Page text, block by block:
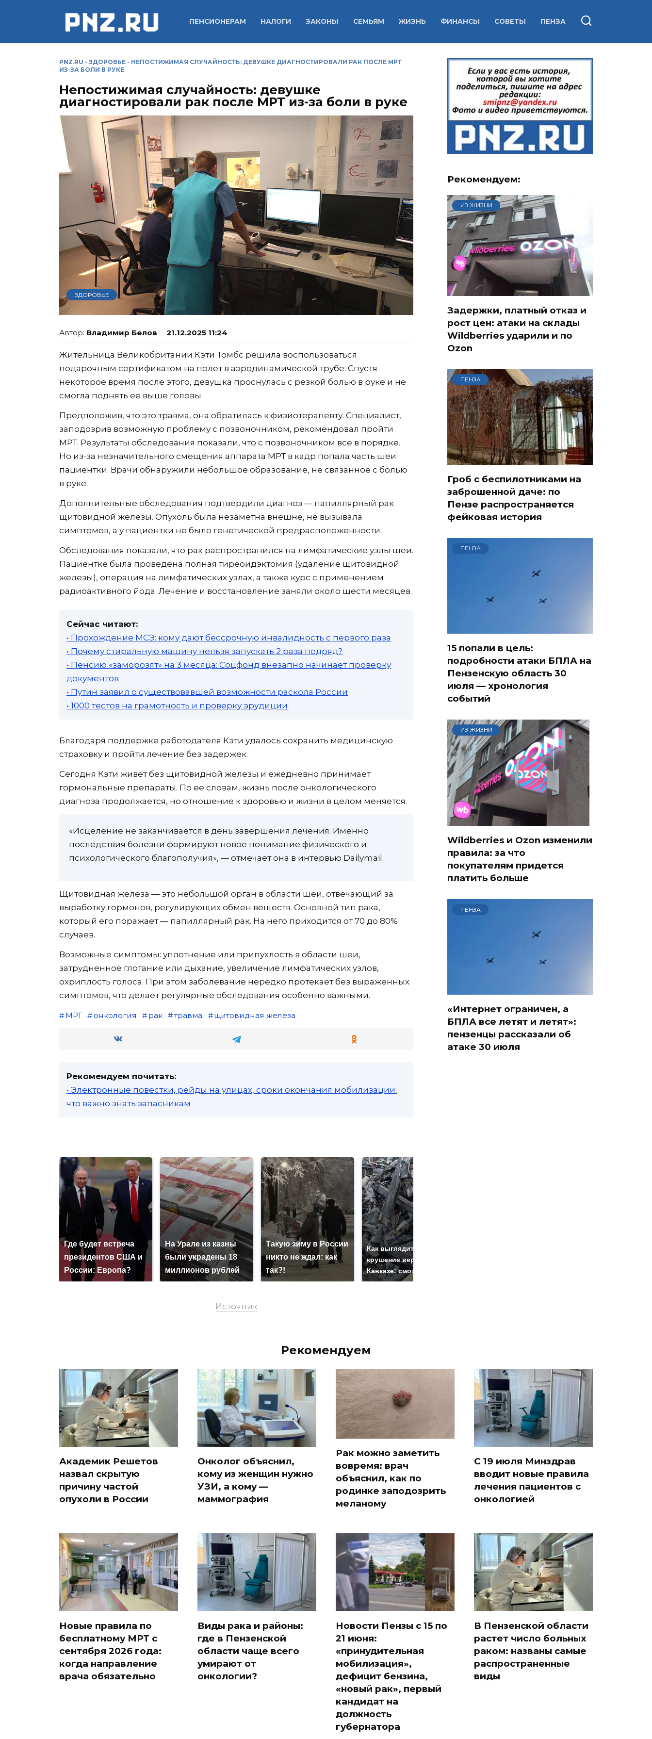
ПЕНСИОНЕРАМ НАЛОГИ ЗАКОНЫ СЕМЬЯМ ЖИЗНЬ ФИНАНСЫ СОВЕТЫ ПЕНЗА
PNZ.RU - ЗДОРОВЬЕ - НЕПОСТИЖИМАЯ СЛУЧАЙНОСТЬ: ДЕВУШКЕ ДИАГНОСТИРОВАЛИ РАК ПОСЛЕ МРТ
ИЗ-ЗА БОЛИ В РУКЕ
Непостижимая случайность: девушке
диагностировали рак после МРТ из-за боли в руке
ЗДОРОВЬЕ
Владимир Белов 21.12.2025 11:24
Жительница Великобритании Кэти Томбс решила воспользоваться
подарочным сертификатом на полет в аэродинамической трубе. Спустя
некоторое время после этого, девушка проснулась с резкой болью в руке и не
смогла поднять ее выше головы.
Предположив, что это травма, она обратилась к физиотерапевту. Специалист,
заподозрив возможную проблему с позвоночником, рекомендовал пройти
МРТ. Результаты обследования показали, что с позвоночником все в порядке.
Но из-за незначительного смещения аппарата МРТ в кадр попала часть шеи
пациентки. Врачи обнаружили небольшое образование, не связанное с болью
в руке.
Дополнительные обследования подтвердили диагноз — папиллярный рак
щитовидной железы. Опухоль была незаметна внешне, не вызывала
симптомов, а у пациентки не было генетической предрасположенности.
Обследования показали, что рак распространился на лимфатические узлы шеи.
Пациентке была проведена полная тиреоидэктомия (удаление щитовидной
железы), операция на лимфатических узлах, а также курс с применением
радиоактивного йода. Лечение и восстановление заняли около шести месяцев.
Сейчас читают:
• Прохождение МСЭ: кому дают бессрочную инвалидность с первого раза
• Почему стиральную машину нельзя запускать 2 раза подряд?
• Пенсию «заморозят» на 3 месяца: Соцфонд внезапно начинает проверку
документов
• Путин заявил о существовавшей возможности раскола России
• 1000 тестов на грамотность и проверку эрудиции
Благодаря поддержке работодателя Кэти удалось сохранить медицинскую
страховку и пройти лечение без задержек.
Сегодня Кэти живет без щитовидной железы и ежедневно принимает
гормональные препараты. По ее словам, жизнь после онкологического
диагноза продолжается, но отношение к здоровью и жизни в целом меняется.
«Исцеление не заканчивается в день завершения лечения. Именно
последствия болезни формируют новое понимание физического и
психологического благополучия», — отмечает она в интервью Dailymail.
Щитовидная железа — это небольшой орган в области шеи, отвечающий за
выработку гормонов, регулирующих обмен веществ. Основной тип рака,
который его поражает — папиллярный рак. На него приходится от 70 до 80%
случаев.
Возможные симптомы: уплотнение или припухлость в области шеи,
затрудненное глотание или дыхание, увеличение лимфатических узлов,
охриплость голоса. При этом заболевание нередко протекает без выраженных
симптомов, что делает регулярные обследования особенно важными.
МРТ онкология рак травма щитовидная железа
Рекомендуем почитать:
• Электронные повестки, рейды на улицах, сроки окончания мобилизации:
что важно знать запасникам
Где будет встреча
президентов США и
России: Европа?
На Урале из казны
были украдены 18
миллионов рублей
Такую зиму в России
никто не ждал: как
так?!
Как выглядит место
крушение вертолета на
Кавказе: смотреть
Источник
Рекомендуем:
ИЗ ЖИЗНИ
Задержки, платный отказ и
рост цен: атаки на склады
Wildberries ударили и по
Ozon
ПЕНЗА
Гроб с беспилотниками на
заброшенной даче: по
Пензе распространяется
фейковая история
ПЕНЗА
15 попали в цель:
подробности атаки БПЛА на
Пензенскую область 30
июля — хронология
событий
ИЗ ЖИЗНИ
Wildberries и Ozon изменили
правила: за что
покупателям придется
платить больше
ПЕНЗА
«Интернет ограничен, а
БПЛА все летят и летят»:
пензенцы рассказали об
атаке 30 июля
Рекомендуем
Академик Решетов
назвал скрытую
причину частой
опухоли в России
Онколог объяснил,
кому из женщин нужно
УЗИ, а кому —
маммография
Рак можно заметить
вовремя: врач
объяснил, как по
родинке заподозрить
меланому
С 19 июля Минздрав
вводит новые правила
лечения пациентов с
онкологией
Новые правила по
бесплатному МРТ с
сентября 2026 года:
когда направление
врача обязательно
Виды рака и районы:
где в Пензенской
области чаще всего
умирают от
онкологии?
Новости Пензы с 15 по
21 июня:
«принудительная
мобилизация»,
дефицит бензина,
«новый рак», первый
кандидат на
должность
губернатора
В Пензенской области
растет число больных
раком: названы самые
распространенные
виды